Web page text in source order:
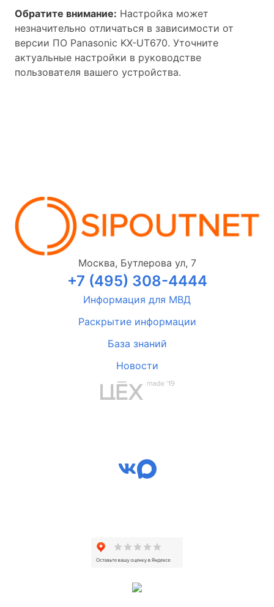
Обратите внимание: Настройка может
незначительно отличаться в зависимости от
версии ПО Panasonic KX-UT670. Уточните
актуальные настройки в руководстве
пользователя вашего устройства.
Москва, Бутлерова ул, 7
+7 (495) 308-4444
Информация для МВД
Раскрытие информации
База знаний
Новости